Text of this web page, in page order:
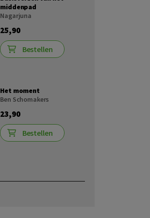
middenpad
Nagarjuna
25,90
Bestellen
Het moment
Ben Schomakers
23,90
Bestellen